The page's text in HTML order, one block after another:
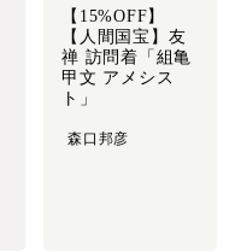
【15%OFF】
【人間国宝】友
禅 訪問着「組亀
甲文 アメシス
ト」
森口邦彦